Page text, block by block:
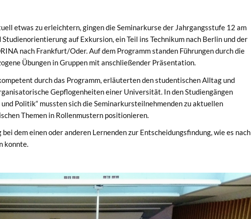
etwas zu erleichtern, gingen die Seminarkurse der Jahrgangsstufe 12 am
auf Exkursion, ein Teil ins Technikum nach Berlin und der
nach Frankfurt/Oder. Auf dem Programm standen Führungen durch die
Übungen in Gruppen mit anschließender Präsentation.
durch das Programm, erläuterten den studentischen Alltag und
Gepflogenheiten einer Universität. In den Studiengängen
Politik“ mussten sich die Seminarkursteilnehmenden zu aktuellen
Themen in Rollenmustern positionieren.
dem einen oder anderen Lernenden zur Entscheidungsfindung, wie es nach
konnte.